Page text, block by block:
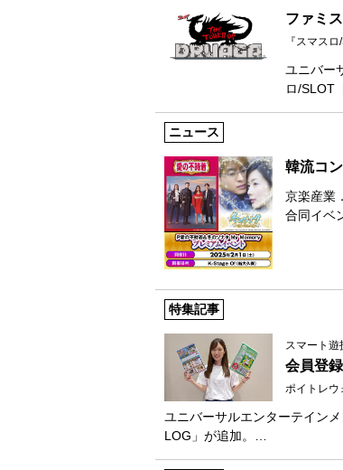
ファミ
『スマス
ユニバー
ロ/SLOT
ニュース
韓流コ
京楽産業
合同イベ
特集記事
スマート遊
会員登
ポイトレウ
ユニバーサルエンターテイン
LOG」が追加。…